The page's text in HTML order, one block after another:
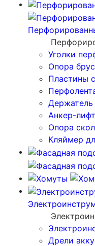
Уголки
Опора
Пластины
Держатель
Анкер-
Опора
Кляймер
Дрели